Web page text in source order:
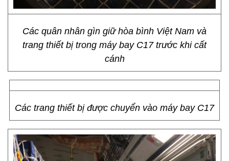
Các quân nhân gìn giữ hòa bình Việt Nam và
trang thiết bị trong máy bay C17 trước khi cất
cánh
Các trang thiết bị được chuyển vào máy bay C17